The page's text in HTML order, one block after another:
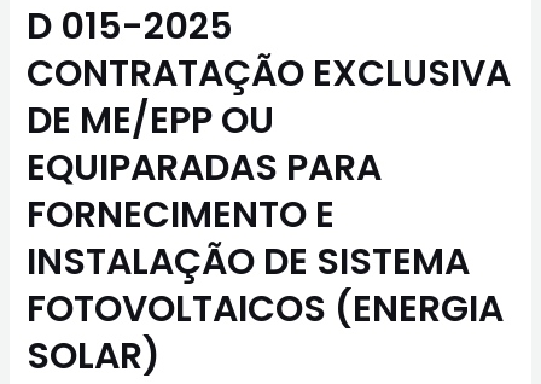
D 015-2025
CONTRATAÇÃO EXCLUSIVA
DE ME/EPP OU
EQUIPARADAS PARA
FORNECIMENTO E
INSTALAÇÃO DE SISTEMA
FOTOVOLTAICOS (ENERGIA
SOLAR)